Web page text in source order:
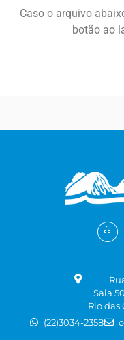
Caso o arquivo
botão ao
Sala
Rio das
(22)3034-2358